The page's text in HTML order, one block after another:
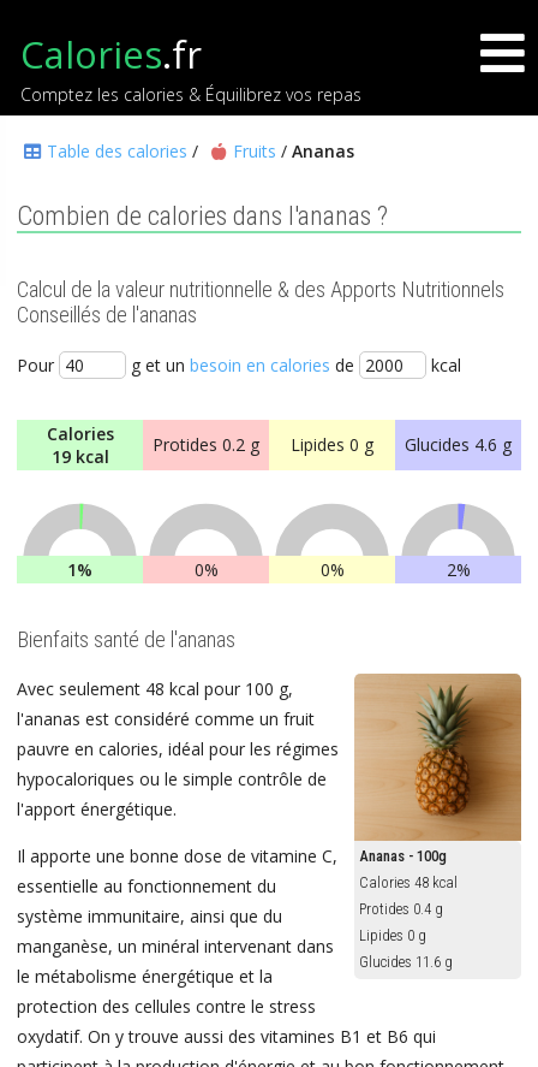
Calories.fr
Comptez les calories & Équilibrez vos repas
Table des calories / Fruits /Ananas
Combien de calories dans l'ananas ?
Calcul de la valeur nutritionnelle & des Apports Nutritionnels
Conseillés de l'ananas
Pour g et un besoin en calories de kcal
Calories
19 kcal
Protides 0.2 g Lipides 0 g Glucides 4.6 g
1% 0% 0% 2%
Bienfaits santé de l'ananas
Ananas - 100g
Calories 48 kcal
Protides 0.4 g
Lipides 0 g
Glucides 11.6 g
Avec seulement 48 kcal pour 100 g,
l'ananas est considéré comme un fruit
pauvre en calories, idéal pour les régimes
hypocaloriques ou le simple contrôle de
l'apport énergétique.
Il apporte une bonne dose de vitamine C,
essentielle au fonctionnement du
système immunitaire, ainsi que du
manganèse, un minéral intervenant dans
le métabolisme énergétique et la
protection des cellules contre le stress
oxydatif. On y trouve aussi des vitamines B1 et B6 qui